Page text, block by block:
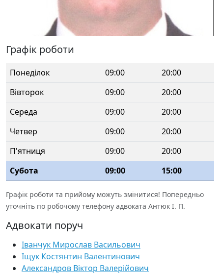
Графік роботи
Понеділок 09:00
20:00
Вівторок
09:00
20:00
Середа
09:00
20:00
Четвер
09:00
20:00
П'ятниця
09:00
20:00
Субота
09:00 15:00
Графік роботи та прийому можуть змінитися! Попередньо
уточніть по робочому телефону адвоката Антюк І. П.
Адвокати поруч
Іванчук Мирослав Васильович
Іщук Костянтин Валентинович
Александров Віктор Валерійович